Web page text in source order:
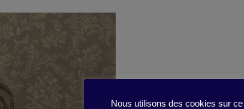
Nous utilisons des cookies sur